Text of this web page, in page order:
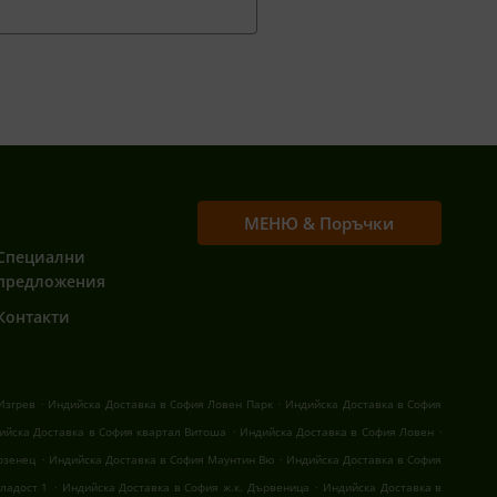
МЕНЮ & Поръчки
. Индийска Доставка в София Ловен Парк . Индийска Доставка в София
Доставка в София квартал Витоша . Индийска Доставка в София Ловен .
. Индийска Доставка в София Маунтин Вю . Индийска Доставка в София
1
. Индийска Доставка в София ж.к. Дървеница . Индийска Доставка в